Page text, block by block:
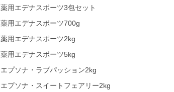
薬用エデナスポーツ3包セット
薬用エデナスポーツ700g
薬用エデナスポーツ2kg
薬用エデナスポーツ5kg
エプソナ・ラブパッション2kg
エプソナ・スイートフェアリー2kg